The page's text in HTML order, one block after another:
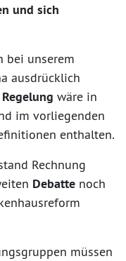
und sich
bei unserem
ausdrücklich
wäre in
im vorliegenden
enthalten.
Rechnung
Debatte noch
müssen